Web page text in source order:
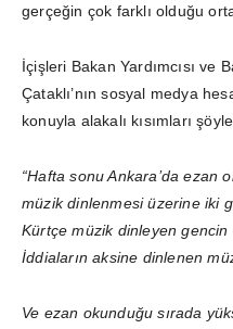
gerçeğin çok farklı olduğu
İçişleri Bakan Yardımcısı ve
Çataklı’nın sosyal medya
konuyla alakalı kısımları
“Hafta sonu Ankara’da ezan
müzik dinlenmesi üzerine iki
Kürtçe müzik dinleyen
İddiaların aksine dinlenen
Ve ezan okunduğu sırada